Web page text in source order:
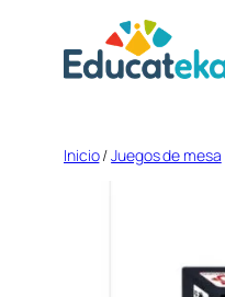
contenido
Inicio/Juegos de mesa